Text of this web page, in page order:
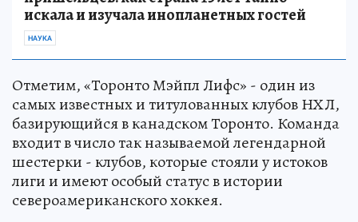
искала и изучала инопланетных гостей
НАУКА
Отметим, «Торонто Мэйпл Лифс» - один из
самых известных и титулованных клубов НХЛ,
базирующийся в канадском Торонто. Команда
входит в число так называемой легендарной
шестерки - клубов, которые стояли у истоков
лиги и имеют особый статус в истории
североамериканского хоккея.